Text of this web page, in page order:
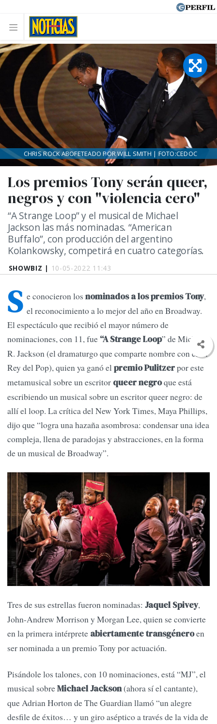
SHOWBIZ | 10-05-2022 11:43
Los premios Tony serán queer,
negros y con "violencia cero"
“A Strange Loop” y el musical de Michael
Jackson las más nominadas. “American
Buffalo”, con producción del argentino
Kolankowsky, competirá en cuatro categorías.
CHRIS ROCK ABOFETEADO POR WILL SMITH | FOTO:CEDOC
S e conocieron los nominados a los premios Tony,
el reconocimiento a lo mejor del año en Broadway.
El espectáculo que recibió el mayor número de
nominaciones, con 11, fue “A Strange Loop” de Michael
R. Jackson (el dramaturgo que comparte nombre con el ex
Rey del Pop), quien ya ganó elpremio Pulitzerpor este
metamusical sobre un escritor queer negroque está
escribiendo un musical sobre un escritor queer negro: de
allí el loop. La crítica del New York Times, Maya Phillips,
dijo que “logra una hazaña asombrosa: condensar una idea
compleja, llena de paradojas y abstracciones, en la forma
de un musical de Broadway”.
Tres de sus estrellas fueron nominadas: Jaquel Spivey,
John-Andrew Morrison y Morgan Lee, quien se convierte
en laprimera intérprete abiertamente transgéneroen
ser nominada a un premio Tony por actuación.
Pisándole los talones, con 10 nominaciones, está “MJ”, el
musical sobreMichael Jackson(ahora sí el cantante),
que Adrian Horton de The Guardian llamó “un alegre
desfile de éxitos… y un giro aséptico a través de la vida de